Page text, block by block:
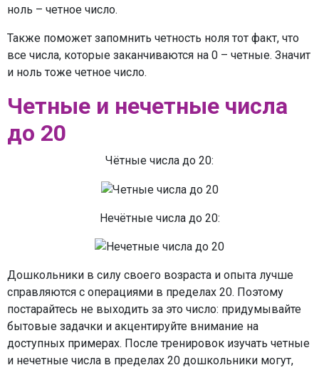
ноль – четное число.
Также поможет запомнить четность ноля тот факт, что
все числа, которые заканчиваются на 0 – четные. Значит
и ноль тоже четное число.
Четные и нечетные числа
до 20
Чётные числа до 20:
Нечётные числа до 20:
Дошкольники в силу своего возраста и опыта лучше
справляются с операциями в пределах 20. Поэтому
постарайтесь не выходить за это число: придумывайте
бытовые задачки и акцентируйте внимание на
доступных примерах. После тренировок изучать четные
и нечетные числа в пределах 20 дошкольники могут,